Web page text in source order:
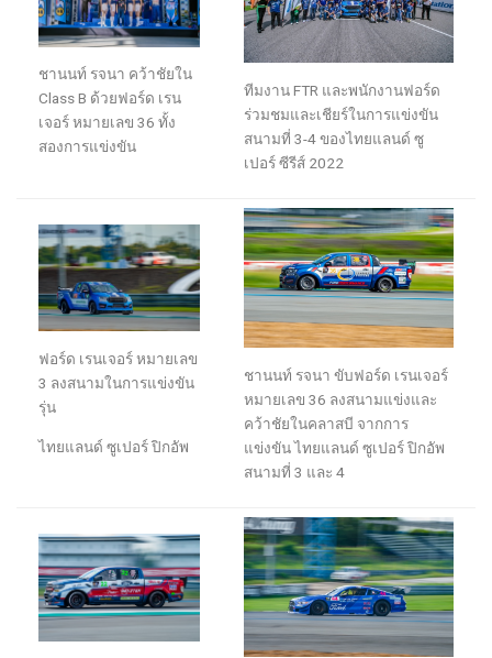
ชานนท์ รจนา คว้าชัยใน
Class B ด้วยฟอร์ด เรน
เจอร์หมายเลข 36 ทั้ง
สองการแข่งขัน
ทีมงานFTR และพนักงานฟอร์ด
ร่วมชมและเชียร์ในการแข่งขัน
สนามที่ 3-4ของไทยแลนด์ ซู
เปอร์ซีรีส์ 2022
ฟอร์ด เรนเจอร์ หมายเลข
3 ลงสนามในการแข่งขัน
รุ่น
ไทยแลนด์ ซูเปอร์ปิกอัพ
ชานนท์ รจนา ขับฟอร์ด เรนเจอร์
หมายเลข 36 ลงสนามแข่งและ
คว้าชัยในคลาสบี จากการ
แข่งขันไทยแลนด์ ซูเปอร์ ปิกอัพ
สนามที่ 3 และ 4